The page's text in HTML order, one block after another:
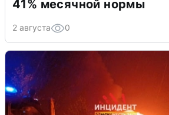
41% месячной нормы
2 августа 0